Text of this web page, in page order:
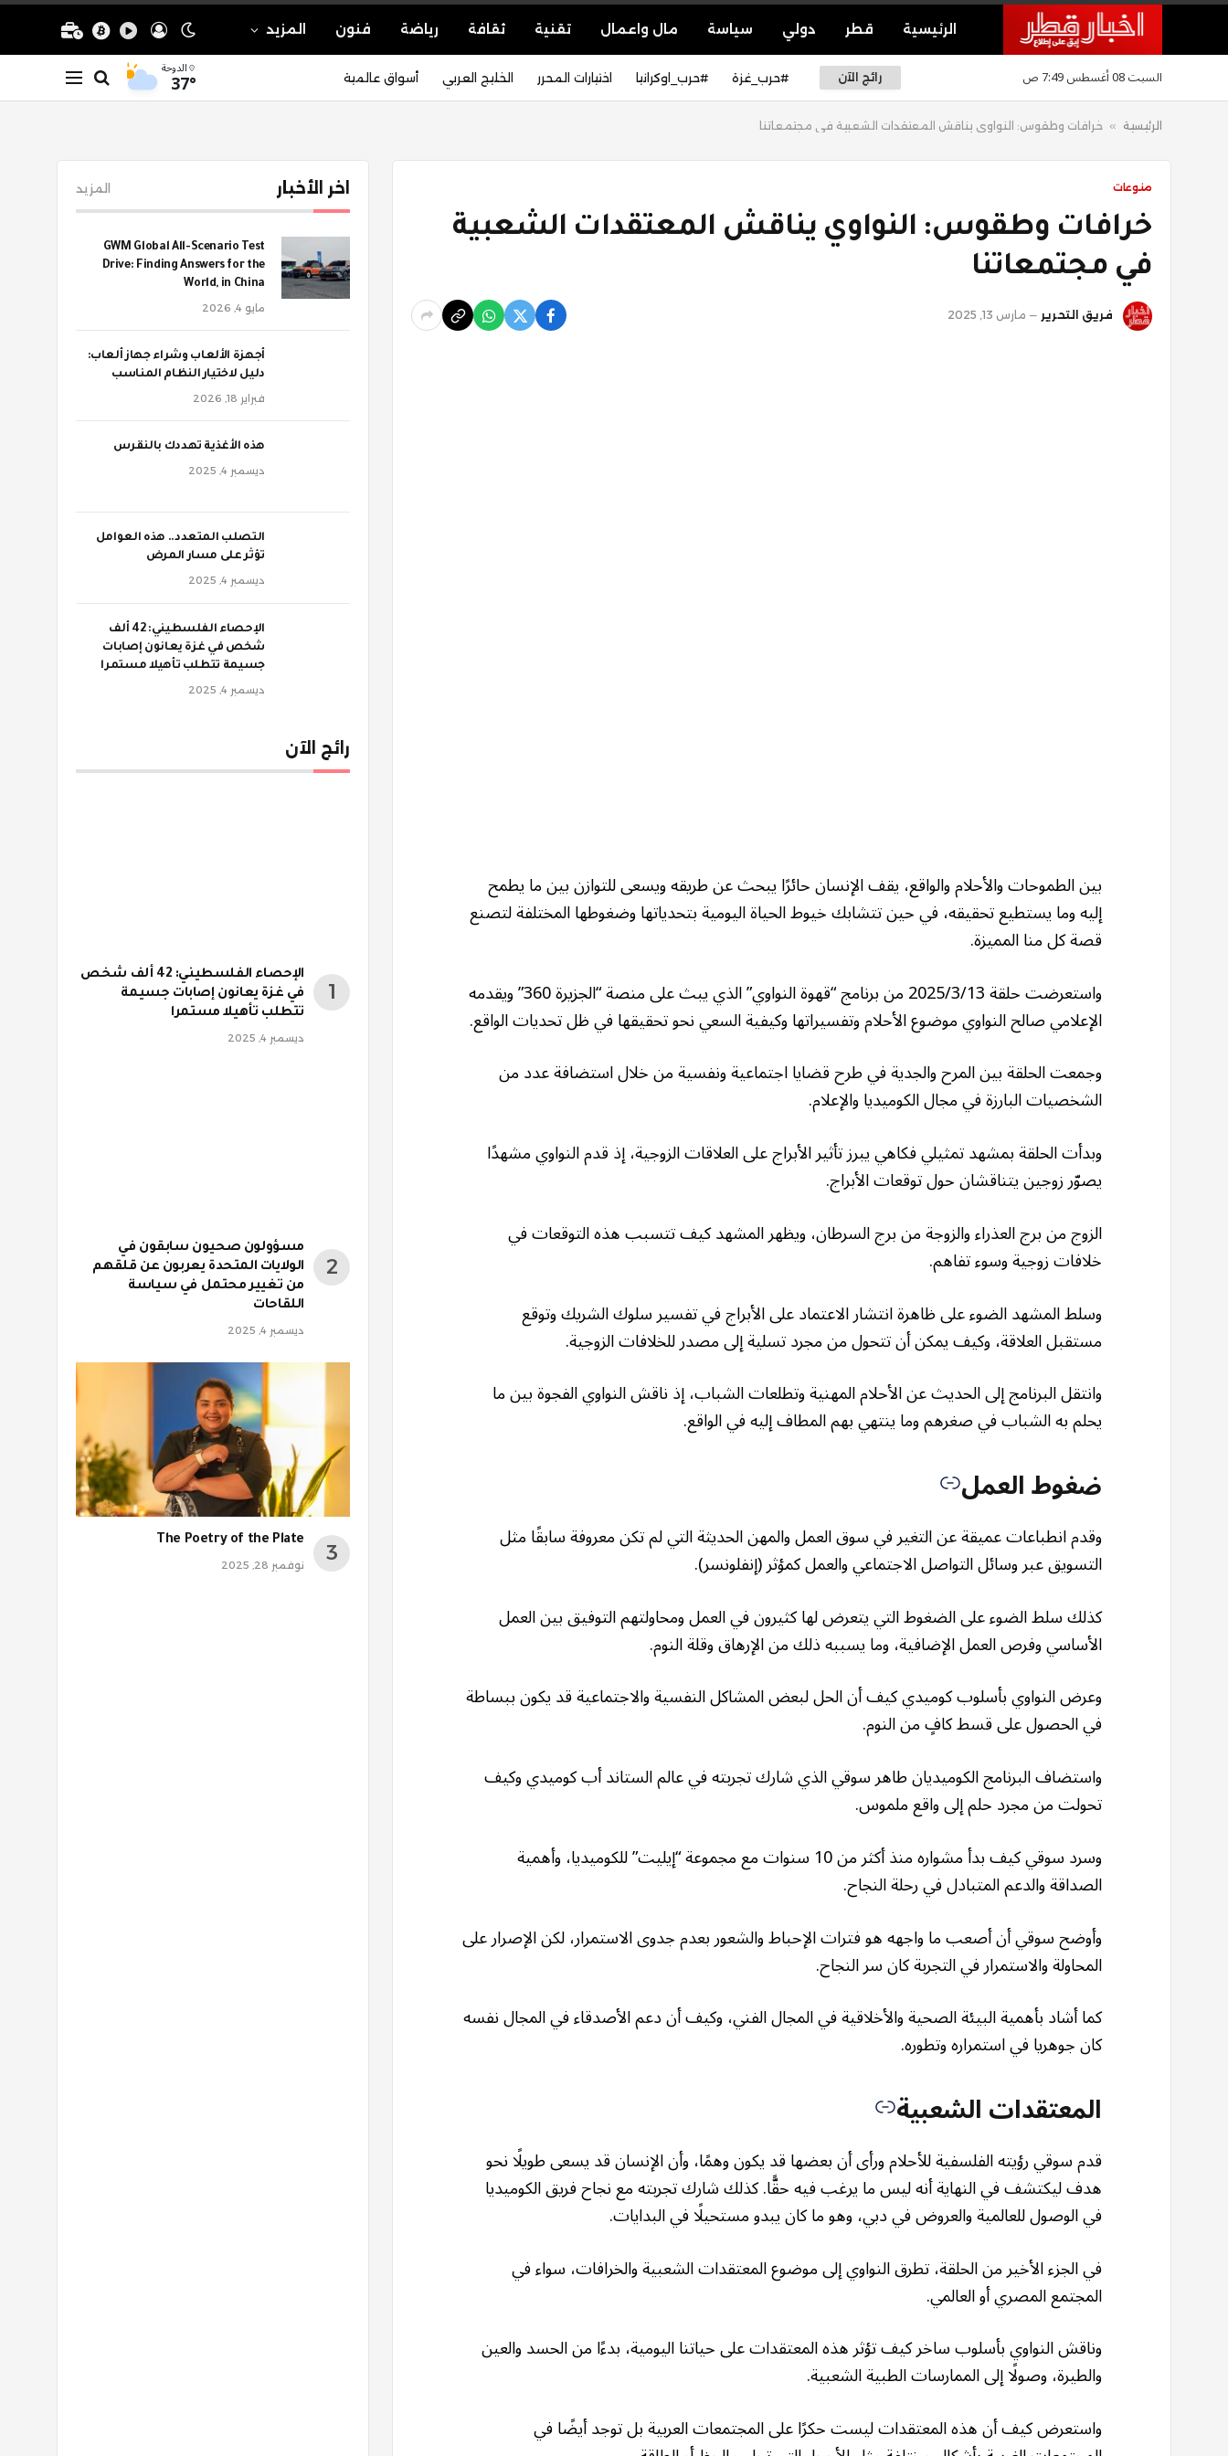
الرئيسية قطر دولي سياسة مال واعمال تقنية ثقافة رياضة فنون المزيد
السبت 08 أغسطس 7:49 ص رائج الآن #حرب_غزة #حرب_اوكرانيا اختيارات المحرر الخليج العربي أسواق عالمية الدوحة
37°
الرئيسية » خرافات وطقوس: النواوي يناقش المعتقدات الشعبية في مجتمعاتنا
منوعات
خرافات وطقوس: النواوي يناقش المعتقدات الشعبية
في مجتمعاتنا
فريق التحرير مارس 13, 2025
بين الطموحات والأحلام والواقع، يقف الإنسان حائرًا يبحث عن طريقه ويسعى للتوازن بين ما يطمح
إليه وما يستطيع تحقيقه، في حين تتشابك خيوط الحياة اليومية بتحدياتها وضغوطها المختلفة لتصنع
قصة كل منا المميزة.
واستعرضت حلقة 2025/3/13 من برنامج “قهوة النواوي” الذي يبث على منصة “الجزيرة 360” ويقدمه
الإعلامي صالح النواوي موضوع الأحلام وتفسيراتها وكيفية السعي نحو تحقيقها في ظل تحديات الواقع.
وجمعت الحلقة بين المرح والجدية في طرح قضايا اجتماعية ونفسية من خلال استضافة عدد من
الشخصيات البارزة في مجال الكوميديا والإعلام.
وبدأت الحلقة بمشهد تمثيلي فكاهي يبرز تأثير الأبراج على العلاقات الزوجية، إذ قدم النواوي مشهدًا
يصوّر زوجين يتناقشان حول توقعات الأبراج.
الزوج من برج العذراء والزوجة من برج السرطان، ويظهر المشهد كيف تتسبب هذه التوقعات في
خلافات زوجية وسوء تفاهم.
وسلط المشهد الضوء على ظاهرة انتشار الاعتماد على الأبراج في تفسير سلوك الشريك وتوقع
مستقبل العلاقة، وكيف يمكن أن تتحول من مجرد تسلية إلى مصدر للخلافات الزوجية.
وانتقل البرنامج إلى الحديث عن الأحلام المهنية وتطلعات الشباب، إذ ناقش النواوي الفجوة بين ما
يحلم به الشباب في صغرهم وما ينتهي بهم المطاف إليه في الواقع.
ضغوط العمل
وقدم انطباعات عميقة عن التغير في سوق العمل والمهن الحديثة التي لم تكن معروفة سابقًا مثل
التسويق عبر وسائل التواصل الاجتماعي والعمل كمؤثر (إنفلونسر).
كذلك سلط الضوء على الضغوط التي يتعرض لها كثيرون في العمل ومحاولتهم التوفيق بين العمل
الأساسي وفرص العمل الإضافية، وما يسببه ذلك من الإرهاق وقلة النوم.
وعرض النواوي بأسلوب كوميدي كيف أن الحل لبعض المشاكل النفسية والاجتماعية قد يكون ببساطة
في الحصول على قسط كافٍ من النوم.
واستضاف البرنامج الكوميديان طاهر سوقي الذي شارك تجربته في عالم الستاند أب كوميدي وكيف
تحولت من مجرد حلم إلى واقع ملموس.
وسرد سوقي كيف بدأ مشواره منذ أكثر من 10 سنوات مع مجموعة “إيليت” للكوميديا، وأهمية
الصداقة والدعم المتبادل في رحلة النجاح.
وأوضح سوقي أن أصعب ما واجهه هو فترات الإحباط والشعور بعدم جدوى الاستمرار، لكن الإصرار على
المحاولة والاستمرار في التجربة كان سر النجاح.
كما أشاد بأهمية البيئة الصحية والأخلاقية في المجال الفني، وكيف أن دعم الأصدقاء في المجال نفسه
كان جوهريا في استمراره وتطوره.
المعتقدات الشعبية
قدم سوقي رؤيته الفلسفية للأحلام ورأى أن بعضها قد يكون وهمًا، وأن الإنسان قد يسعى طويلًا نحو
هدف ليكتشف في النهاية أنه ليس ما يرغب فيه حقًّا. كذلك شارك تجربته مع نجاح فريق الكوميديا
في الوصول للعالمية والعروض في دبي، وهو ما كان يبدو مستحيلًا في البدايات.
في الجزء الأخير من الحلقة، تطرق النواوي إلى موضوع المعتقدات الشعبية والخرافات، سواء في
المجتمع المصري أو العالمي.
وناقش النواوي بأسلوب ساخر كيف تؤثر هذه المعتقدات على حياتنا اليومية، بدءًا من الحسد والعين
والطيرة، وصولًا إلى الممارسات الطبية الشعبية.
واستعرض كيف أن هذه المعتقدات ليست حكرًا على المجتمعات العربية بل توجد أيضًا في
اخر الأخبار المزيد
GWM Global All-Scenario Test
Drive: Finding Answers for the
World, in China
مايو 4, 2026
أجهزة الألعاب وشراء جهاز ألعاب:
دليل لاختيار النظام المناسب
فبراير 18, 2026
‫هذه الأغذية تهددك بالنقرس
ديسمبر 4, 2025
‫التصلب المتعدد.. هذه العوامل
تؤثر على مسار المرض
ديسمبر 4, 2025
الإحصاء الفلسطيني: 42 ألف
شخص في غزة يعانون إصابات
جسيمة تتطلب تأهيلا مستمرا
ديسمبر 4, 2025
رائج الآن
الإحصاء الفلسطيني: 42 ألف شخص
في غزة يعانون إصابات جسيمة
تتطلب تأهيلا مستمرا
ديسمبر 4, 2025
مسؤولون صحيون سابقون في
الولايات المتحدة يعربون عن قلقهم
من تغيير محتمل في سياسة
اللقاحات
ديسمبر 4, 2025
The Poetry of the Plate
نوفمبر 28, 2025